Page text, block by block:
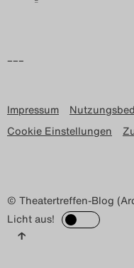
–––
Impressum
Cookie Einstellungen
© Theatertreffen-Blog
Licht aus!
↑